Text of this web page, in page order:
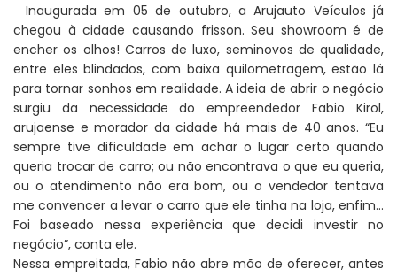
Inaugurada em 05 de outubro, a Arujauto Veículos já
chegou à cidade causando frisson. Seu showroom é de
encher os olhos! Carros de luxo, seminovos de qualidade,
entre eles blindados, com baixa quilometragem, estão lá
para tornar sonhos em realidade. A ideia de abrir o negócio
surgiu da necessidade do empreendedor Fabio Kirol,
arujaense e morador da cidade há mais de 40 anos. “Eu
sempre tive dificuldade em achar o lugar certo quando
queria trocar de carro; ou não encontrava o que eu queria,
ou o atendimento não era bom, ou o vendedor tentava
me convencer a levar o carro que ele tinha na loja, enfim…
Foi baseado nessa experiência que decidi investir no
negócio”, conta ele.
Nessa empreitada, Fabio não abre mão de oferecer, antes